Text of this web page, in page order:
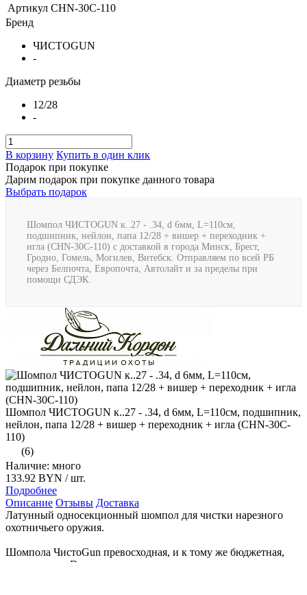
Артикул CHN-30C-110
Бренд
ЧИСТОGUN
-
Диаметр резьбы
12/28
-
В корзину Купить в один клик
Подарок при покупке
Дарим подарок при покупке данного товара
Выбрать подарок
Шомпол ЧИСТОGUN к..27 - .34, d 6мм, L=110см,
подшипник, нейлон, папа 12/28 + вишер + переходник +
игла (CHN-30C-110) с доставкой в города Минск, Брест,
Гродно, Гомель, Могилев, Витебск. Отправляем по всей РБ
через Белпочта, Европочта, Автолайт и за пределы при
помощи СДЭК.
Шомпол ЧИСТОGUN к..27 - .34, d 6мм, L=110см, подшипник,
нейлон, папа 12/28 + вишер + переходник + игла (CHN-30C-
110)
(6)
Наличие: много
133.92 BYN / шт.
Подробнее
Описание Отзывы Доставка
Латунный односекционный шомпол для чистки нарезного
охотничьего оружия.
Шомпола ЧистоGun превосходная, и к тому же бюджетная,
альтернатива Dewey.